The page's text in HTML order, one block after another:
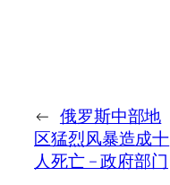
← 俄罗斯中部地
区猛烈风暴造成十
人死亡 – 政府部门